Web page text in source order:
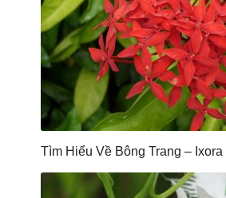
Tìm Hiểu Về Bông Trang – Ixora